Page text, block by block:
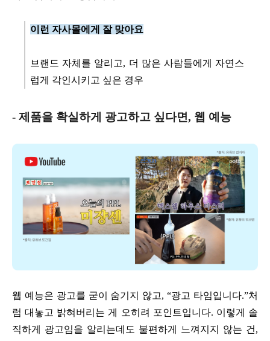
이런 자사몰에게 잘 맞아요
브랜드 자체를 알리고, 더 많은 사람들에게 자연스
럽게 각인시키고 싶은 경우
- 제품을 확실하게 광고하고 싶다면, 웹 예능
웹 예능은 광고를 굳이 숨기지 않고, “광고 타임입니다.”처
럼 대놓고 밝혀버리는 게 오히려 포인트입니다. 이렇게 솔
직하게 광고임을 알리는데도 불편하게 느껴지지 않는 건,